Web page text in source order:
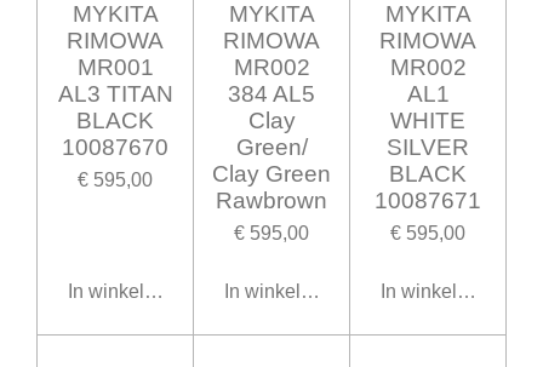
MYKITA
RIMOWA
MR001
AL3 TITAN
BLACK
10087670
€ 595,00
In winkelwagen
MYKITA
RIMOWA
MR002
384 AL5
Clay
Green/
Clay Green
Rawbrown
€ 595,00
In winkelwagen
MYKITA
RIMOWA
MR002
AL1
WHITE
SILVER
BLACK
10087671
€ 595,00
In winkelwagen